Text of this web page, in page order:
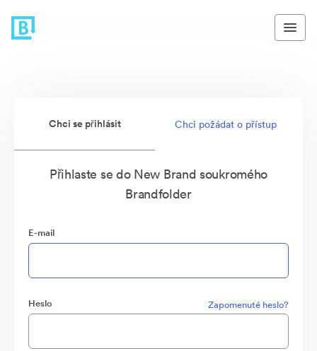
Chci se přihlásit Chci požádat o přístup
Přihlaste se do New Brand soukromého
Brandfolder
E-mail
Heslo Zapomenuté heslo?